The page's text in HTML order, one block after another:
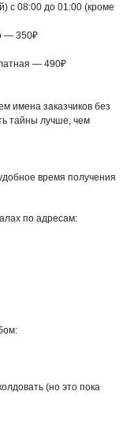
с 08:00 до 01:00 (кроме
— 350₽
— 490₽
имена заказчиков без
тайны лучше, чем
время получения
по адресам:
(но это пока